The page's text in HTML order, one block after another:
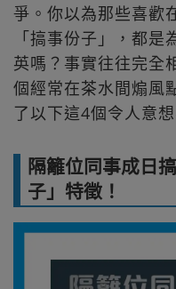
爭。你以為那些喜歡
「搞事份子」，都
英嗎？事實往往完全
個經常在茶水間煽風
了以下這4個令人意
隔籬位同事成日
子」特徵！